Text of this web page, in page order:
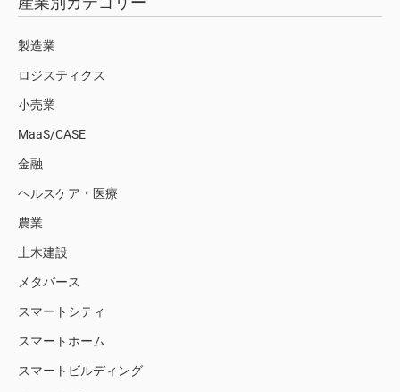
製造業
ロジスティクス
小売業
MaaS/CASE
金融
ヘルスケア・医療
農業
土木建設
メタバース
スマートシティ
スマートホーム
スマートビルディング